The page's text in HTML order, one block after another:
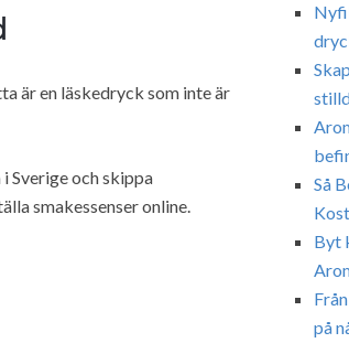
är en läskedryck som inte är
Sverige och skippa
smakessenser online.
Så
Byt
på